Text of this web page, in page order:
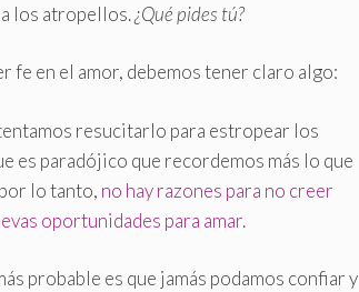
a los atropellos.¿Qué pides tú?
fe en el amor, debemos tener claro algo:
resucitarlo para estropear los
es paradójico que recordemos más lo que
lo tanto, no hay razones para no creer
oportunidades para amar.
probable es que jamás podamos confiar y